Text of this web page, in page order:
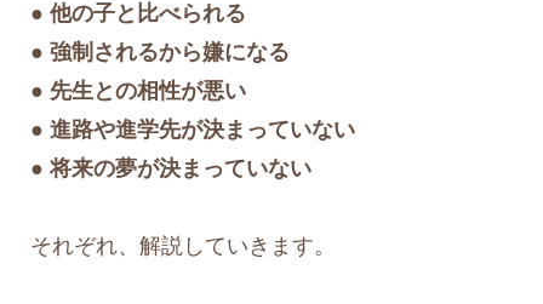
● 他の子と比べられる
● 強制されるから嫌になる
● 先生との相性が悪い
● 進路や進学先が決まっていない
● 将来の夢が決まっていない
それぞれ、解説していきます。